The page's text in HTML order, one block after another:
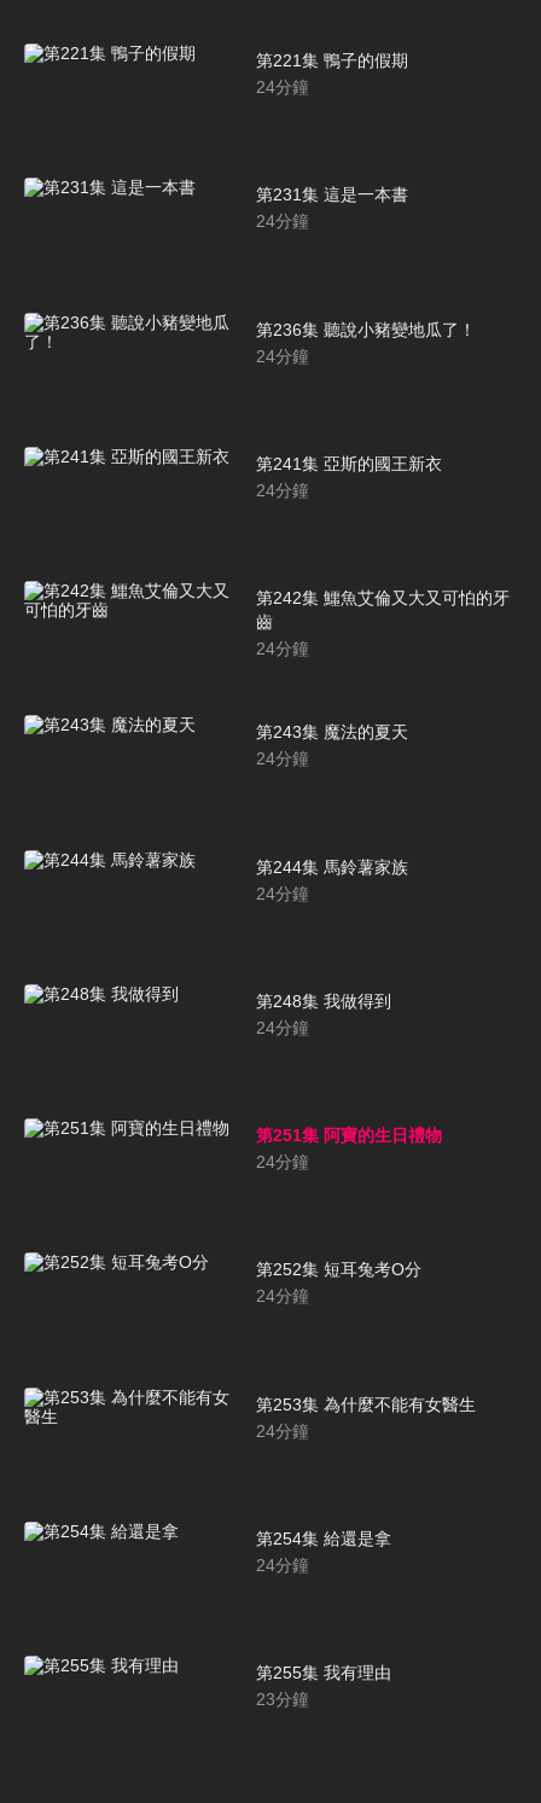
第221集 鴨子的假期
24分鐘
第231集 這是一本書
24分鐘
第236集 聽說小豬變地瓜了！
24分鐘
第241集 亞斯的國王新衣
24分鐘
第242集 鱷魚艾倫又大又可怕的牙
齒
24分鐘
第243集 魔法的夏天
24分鐘
第244集 馬鈴薯家族
24分鐘
第248集 我做得到
24分鐘
第251集 阿寶的生日禮物
24分鐘
第252集 短耳兔考O分
24分鐘
第253集 為什麼不能有女醫生
24分鐘
第254集 給還是拿
24分鐘
第255集 我有理由
23分鐘